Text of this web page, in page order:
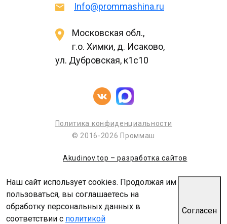
Info@prommashina.ru
Московская обл.,
г.о. Химки, д. Исаково,
ул. Дубровская, к1с10
Политика конфиденциальности
© 2016-2026 Проммаш
Akudinov.top – разработка сайтов
Наш сайт использует cookies. Продолжая им
пользоваться, вы соглашаетесь на
обработку персональных данных в
соответствии с политикой
Согласен